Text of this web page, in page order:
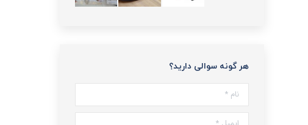
هر گونه سوالی دارید؟
نام *
ایمیل *